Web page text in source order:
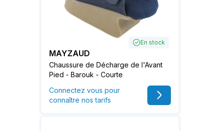
En stock
MAYZAUD
Chaussure de Décharge de l'Avant
Pied - Barouk - Courte
Connectez vous pour
connaître nos tarifs